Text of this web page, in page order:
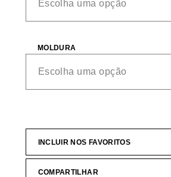
MOLDURA
INCLUIR NOS FAVORITOS
COMPARTILHAR